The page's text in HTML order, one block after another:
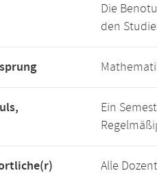
Die
den
Ein
Alle